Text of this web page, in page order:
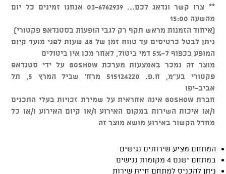
** צרו קשר ונדאג לכם... 03-6762939 אנחנו זמינים כל יום
מהשעה 15:00
(איחוד הזמנות מראש תקף רק לגבי הופעות בסטנדאפ פקטורי)
ניתן לבטל כרטיסים עד טווח זמן של 48 שעות לפני מועד קיום
המופע בכפוף ל-5% דמי ביטול, לאחר מכן אין ביטולים
מוצר זה נמכר באמצעות מערכת GOSHOW על ידי סטנדאפ
פקטורי בע"מ, ח.פ. 515124220 מרח' שביל המרץ 5, תל
אביב-יפו
חברת GOSHOW אינה אחראית על שמירת זכויות בעלי התכנים
ו/או איכות השירות במקום האירוע ו/או קיום האירוע ו/או כל
מחדל הקשור באירוע מושא מוצר זה
המתחם מציע שירותים נגישים
במתחם ישנם 4 מקומות נגישים
ניתן להכניס למתחם חיית שירות